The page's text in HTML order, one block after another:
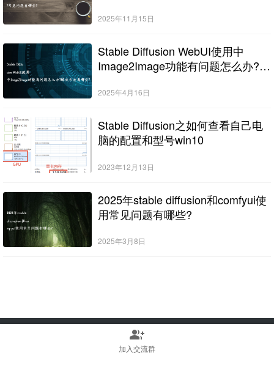
2025年11月15日
Stable Diffusion WebUI使用中
Image2Image功能有问题怎么办?解
2025年4月16日
Stable Diffusion之如何查看自己电
脑的配置和型号win10
2023年12月13日
2025年stable diffusion和comfyui使
用常见问题有哪些?
2025年3月8日
Copyright © 2022-2025 Stable Diffusion中文网 版权所有
group_add
加入交流群